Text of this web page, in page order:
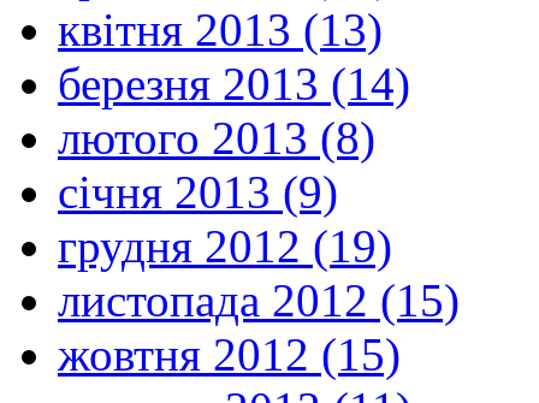
квітня 2013 (13)
березня 2013 (14)
лютого 2013 (8)
січня 2013 (9)
грудня 2012 (19)
листопада 2012 (15)
жовтня 2012 (15)